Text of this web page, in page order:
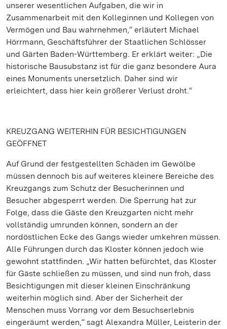
unserer wesentlichen Aufgaben, die wir in
Zusammenarbeit mit den Kolleginnen und Kollegen von
Vermögen und Bau wahrnehmen,“ erläutert Michael
Hörrmann, Geschäftsführer der Staatlichen Schlösser
und Gärten Baden-Württemberg. Er erklärt weiter: „Die
historische Bausubstanz ist für die ganz besondere Aura
eines Monuments unersetzlich. Daher sind wir
erleichtert, dass hier kein größerer Verlust droht.“
KREUZGANG WEITERHIN FÜR BESICHTIGUNGEN
GEÖFFNET
Auf Grund der festgestellten Schäden im Gewölbe
müssen dennoch bis auf weiteres kleinere Bereiche des
Kreuzgangs zum Schutz der Besucherinnen und
Besucher abgesperrt werden. Die Sperrung hat zur
Folge, dass die Gäste den Kreuzgarten nicht mehr
vollständig umrunden können, sondern an der
nordöstlichen Ecke des Gangs wieder umkehren müssen.
Alle Führungen durch das Kloster können jedoch wie
gewohnt stattfinden. „Wir hatten befürchtet, das Kloster
für Gäste schließen zu müssen, und sind nun froh, dass
Besichtigungen mit dieser kleinen Einschränkung
weiterhin möglich sind. Aber der Sicherheit der
Menschen muss Vorrang vor dem Besuchserlebnis
eingeräumt werden,“ sagt Alexandra Müller, Leisterin der